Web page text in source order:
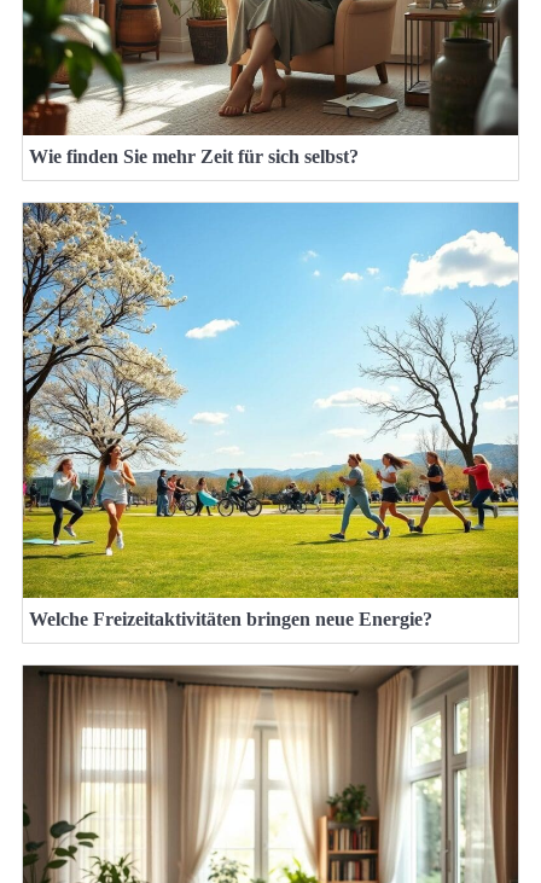
Wie finden Sie mehr Zeit für sich selbst?
Welche Freizeitaktivitäten bringen neue Energie?